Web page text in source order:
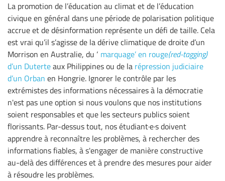
La promotion de l’éducation au climat et de l’éducation
civique en général dans une période de polarisation politique
accrue et de désinformation représente un défi de taille. Cela
est vrai qu’il s’agisse de la dérive climatique de droite d’un
Morrison en Australie, du ‘ marquage’ en rouge(red-tagging)
d’un Duterteaux Philippines ou de la répression judiciaire
d’un Orban en Hongrie. Ignorer le contrôle par les
extrémistes des informations nécessaires à la démocratie
n'est pas une option si nous voulons que nos institutions
soient responsables et que les secteurs publics soient
florissants. Par-dessus tout, nos étudiant·e·s doivent
apprendre à reconnaître les problèmes, à rechercher des
informations fiables, à s'engager de manière constructive
au-delà des différences et à prendre des mesures pour aider
à résoudre les problèmes.